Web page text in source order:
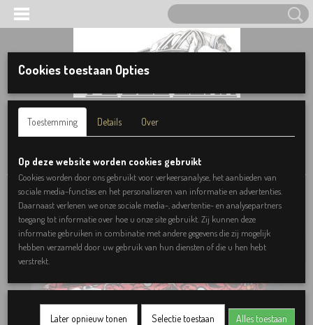
Inloggen Registreren
Home >Halsbanden>Elmo
Prijs vanaf:
Cookies toestaan Opties
Toestemming Details Over
Op deze website worden cookies gebruikt
Cookies worden door ons gebruikt voor verkeersanalyse, het aanbieden van
sociale media-functies en het personaliseren van informatie en advertenties.
Daarnaast verlenen we onze sociale media-, advertentie- en analysepartners
toegang tot informatie over hoe u onze site gebruikt. Zij kunnen deze
informatie gebruiken in combinatie met andere gegevens die zij mogelijk
hebben verzameld door uw gebruik van hun diensten of die u hen hebt
verstrekt.
Later opnieuw tonen Selectie toestaan Alles toestaan